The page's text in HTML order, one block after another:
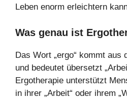
Leben enorm erleichtern
Was genau ist
Das Wort „ergo“ kommt aus
und bedeutet übersetzt
Ergotherapie unterstützt
in ihrer „Arbeit“ oder ihrem